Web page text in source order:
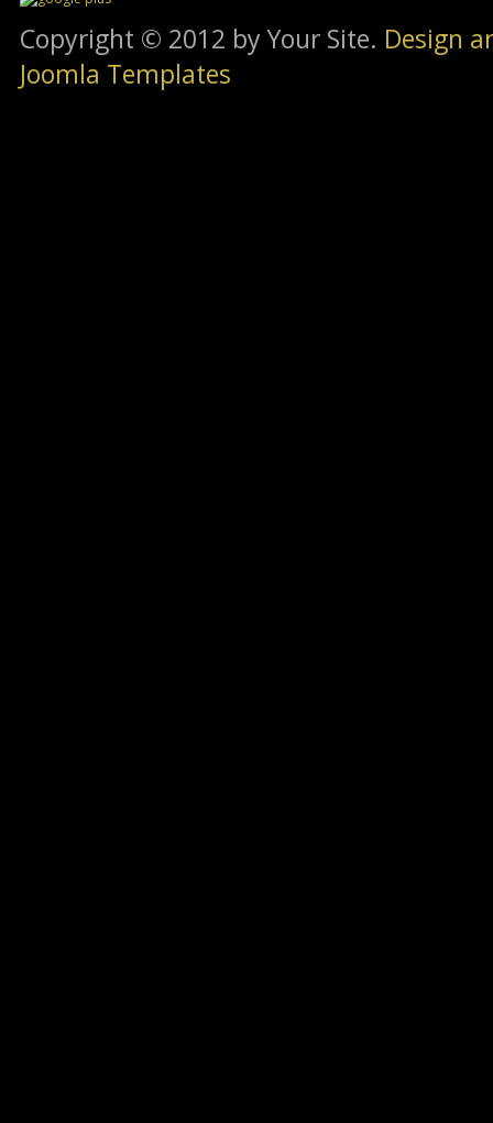
Copyright © 2012 by Your Site. Design
Joomla Templates